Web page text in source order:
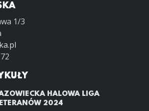
1/3
HALOWA LIGA
2024